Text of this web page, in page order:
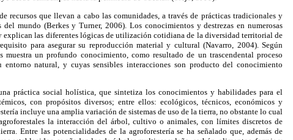
recursos que llevan a cabo las comunidades, a través de prácticas tradicionales y
mundo (Berkes y Turner, 2006). Los conocimientos y destrezas en numerosas
explican las diferentes lógicas de utilización cotidiana de la diversidad territorial de
para asegurar su reproducción material y cultural (Navarro, 2004). Según
muestra un profundo conocimiento, como resultado de un trascendental proceso
natural, y cuyas sensibles interacciones son producto del conocimiento
práctica social holística, que sintetiza los conocimientos y habilidades para el
con propósitos diversos; entre ellos: ecológicos, técnicos, económicos y
incluye una amplia variación de sistemas de uso de la tierra, no obstante lo cual
la interacción del árbol, cultivo o animales, con límites discretos de
Entre las potencialidades de la agroforestería se ha señalado que, además de